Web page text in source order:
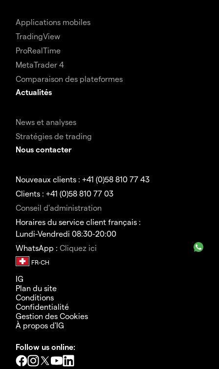
Applications mobiles
TradingView
ProRealTime
MetaTrader 4
Comparaison des plateformes
Actualités
News et analyses
Stratégies de trading
Nous contacter
Nouveaux clients : +41 (0)58 810 77 43
Clients : +41 (0)58 810 77 03
Conseil d'administration
Horaires du service client français :
Lundi-Vendredi 08:30-20:00
WhatsApp : Cliquez ici
IG
Plan du site
Conditions
Confidentialité
Gestion des Cookies
À propos d'IG
Follow us online: